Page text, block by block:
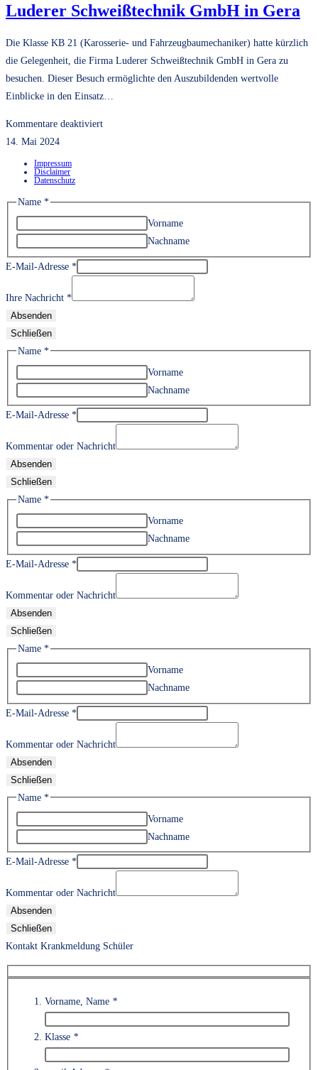
Luderer Schweißtechnik GmbH in Gera
Die Klasse KB 21 (Karosserie- und Fahrzeugbaumechaniker) hatte kürzlich
die Gelegenheit, die Firma Luderer Schweißtechnik GmbH in Gera zu
besuchen. Dieser Besuch ermöglichte den Auszubildenden wertvolle
Einblicke in den Einsatz…
Kommentare deaktiviertfür
bei
der
Schweißtechnik
Gera
14. Mai 2024
Impressum
Disclaimer
Datenschutz
Name *
Vorname
Nachname
E-Mail-Adresse *
Ihre Nachricht *
Absenden
Schließen
Name *
Vorname
Nachname
E-Mail-Adresse *
Kommentar oder Nachricht
Absenden
Schließen
Name *
Vorname
Nachname
E-Mail-Adresse *
Kommentar oder Nachricht
Absenden
Schließen
Name *
Vorname
Nachname
E-Mail-Adresse *
Kommentar oder Nachricht
Absenden
Schließen
Name *
Vorname
Nachname
E-Mail-Adresse *
Kommentar oder Nachricht
Absenden
Schließen
Kontakt Krankmeldung Schüler
Vorname, Name *
Klasse *